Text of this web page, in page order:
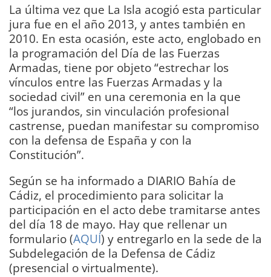
La última vez que La Isla acogió esta particular
jura fue en el año 2013, y antes también en
2010. En esta ocasión, este acto, englobado en
la programación del Día de las Fuerzas
Armadas, tiene por objeto “estrechar los
vínculos entre las Fuerzas Armadas y la
sociedad civil” en una ceremonia en la que
“los jurandos, sin vinculación profesional
castrense, puedan manifestar su compromiso
con la defensa de España y con la
Constitución”.
Según se ha informado a DIARIO Bahía de
Cádiz, el procedimiento para solicitar la
participación en el acto debe tramitarse antes
del día 18 de mayo. Hay que rellenar un
formulario (AQUÍ) y entregarlo en la sede de la
Subdelegación de la Defensa de Cádiz
(presencial o virtualmente).